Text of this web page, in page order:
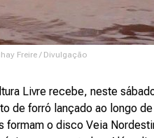
Freire / Divulgação
Livre recebe, neste
de forró lançado ao longo
formam o disco Veia